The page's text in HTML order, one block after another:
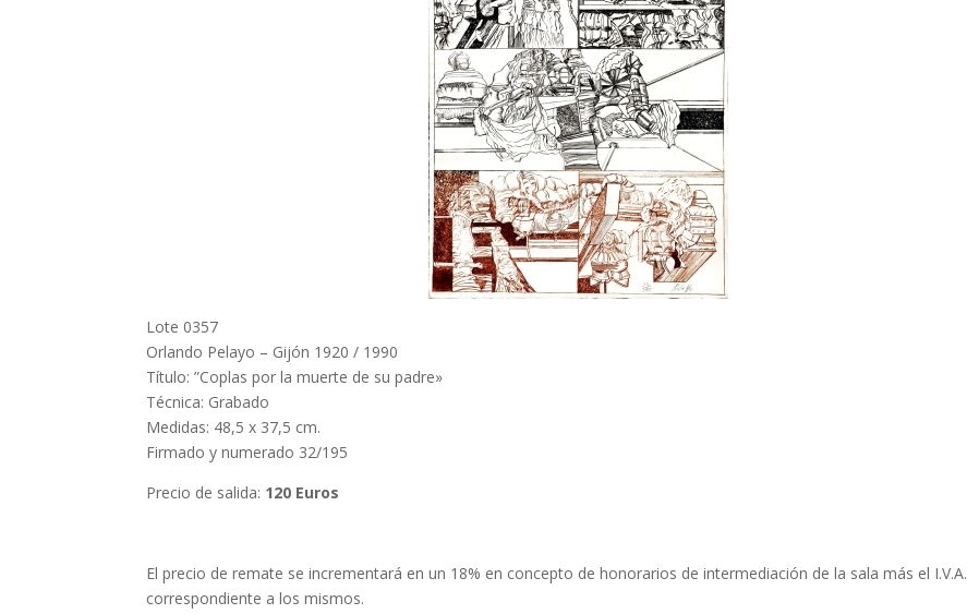
Lote 0357
Orlando Pelayo – Gijón 1920 / 1990
Título: ”Coplas por la muerte de su padre»
Técnica: Grabado
Medidas: 48,5 x 37,5 cm.
Firmado y numerado 32/195
Precio de salida: 120 Euros
El precio de remate se incrementará en un 18% en concepto de honorarios de intermediación de la sala más el I.V.A.
correspondiente a los mismos.